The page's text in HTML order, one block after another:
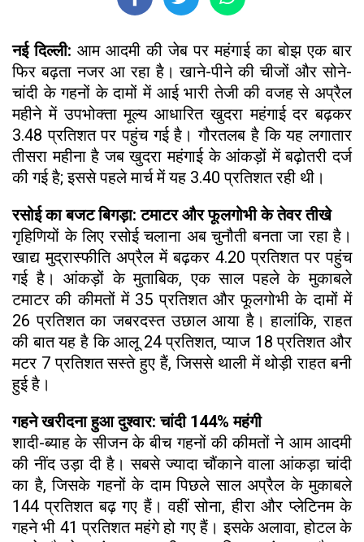
नई दिल्ली: आम आदमी की जेब पर महंगाई का बोझ एक बार
फिर बढ़ता नजर आ रहा है। खाने-पीने की चीजों और सोने-
चांदी के गहनों के दामों में आई भारी तेजी की वजह से अप्रैल
महीने में उपभोक्ता मूल्य आधारित खुदरा महंगाई दर बढ़कर
3.48 प्रतिशत पर पहुंच गई है। गौरतलब है कि यह लगातार
तीसरा महीना है जब खुदरा महंगाई के आंकड़ों में बढ़ोतरी दर्ज
की गई है; इससे पहले मार्च में यह 3.40 प्रतिशत रही थी।
रसोई का बजट बिगड़ा: टमाटर और फूलगोभी के तेवर तीखे
गृहिणियों के लिए रसोई चलाना अब चुनौती बनता जा रहा है।
खाद्य मुद्रास्फीति अप्रैल में बढ़कर 4.20 प्रतिशत पर पहुंच
गई है। आंकड़ों के मुताबिक, एक साल पहले के मुकाबले
टमाटर की कीमतों में 35 प्रतिशत और फूलगोभी के दामों में
26 प्रतिशत का जबरदस्त उछाल आया है। हालांकि, राहत
की बात यह है कि आलू 24 प्रतिशत, प्याज 18 प्रतिशत और
मटर 7 प्रतिशत सस्ते हुए हैं, जिससे थाली में थोड़ी राहत बनी
हुई है।
गहने खरीदना हुआ दुश्वार: चांदी 144% महंगी
शादी-ब्याह के सीजन के बीच गहनों की कीमतों ने आम आदमी
की नींद उड़ा दी है। सबसे ज्यादा चौंकाने वाला आंकड़ा चांदी
का है, जिसके गहनों के दाम पिछले साल अप्रैल के मुकाबले
144 प्रतिशत बढ़ गए हैं। वहीं सोना, हीरा और प्लेटिनम के
गहने भी 41 प्रतिशत महंगे हो गए हैं। इसके अलावा, होटल के